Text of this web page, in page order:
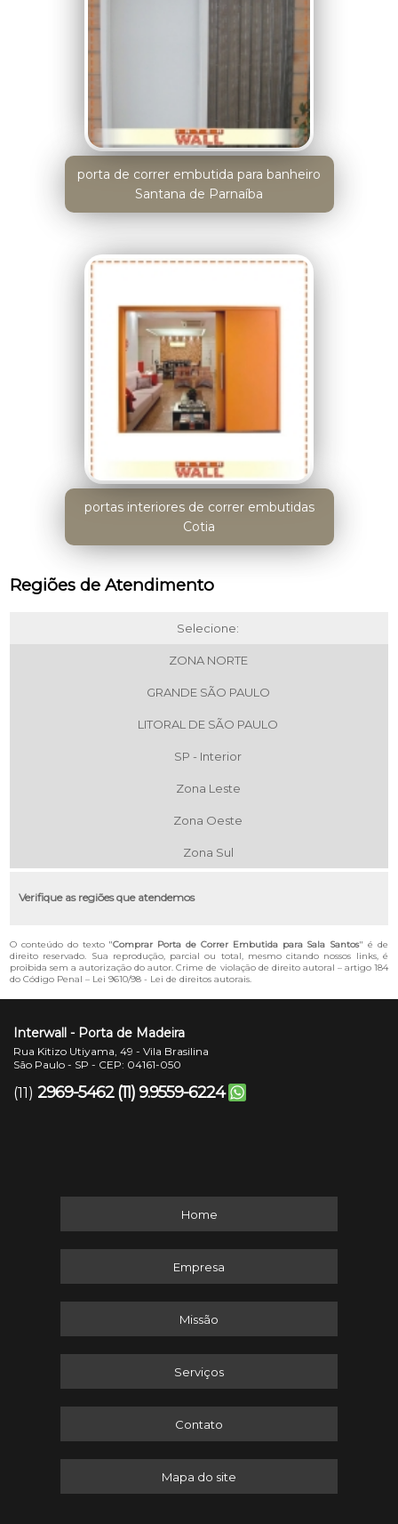
porta de correr embutida para banheiro
Santana de Parnaíba
portas interiores de correr embutidas
Cotia
Regiões de Atendimento
Selecione:
ZONA NORTE
GRANDE SÃO PAULO
LITORAL DE SÃO PAULO
SP - Interior
Zona Leste
Zona Oeste
Zona Sul
Verifique as regiões que atendemos
O conteúdo do texto "Comprar Porta de Correr Embutida para Sala Santos" é de
direito reservado. Sua reprodução, parcial ou total, mesmo citando nossos links, é
proibida sem a autorização do autor. Crime de violação de direito autoral – artigo 184
do Código Penal – Lei 9610/98 - Lei de direitos autorais.
Interwall - Porta de Madeira
Rua Kitizo Utiyama, 49 - Vila Brasilina
São Paulo - SP - CEP: 04161-050
(11) 2969-5462 (11) 9.9559-6224
Home
Empresa
Missão
Serviços
Contato
Mapa do site